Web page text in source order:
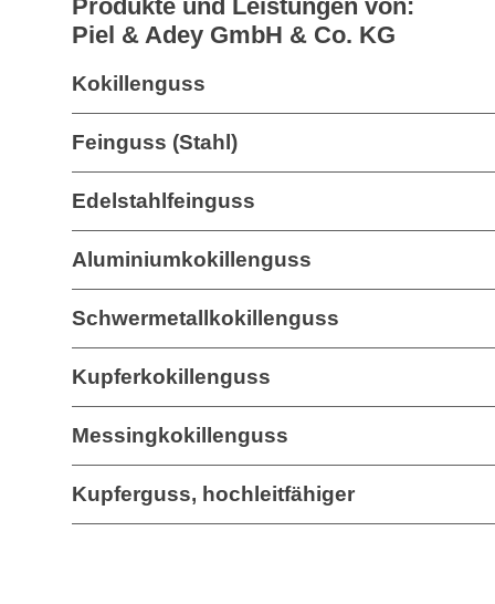
Produkte und Leistungen von:
Piel & Adey GmbH & Co. KG
Kokillenguss
Feinguss (Stahl)
Edelstahlfeinguss
Aluminiumkokillenguss
Schwermetallkokillenguss
Kupferkokillenguss
Messingkokillenguss
Kupferguss, hochleitfähiger